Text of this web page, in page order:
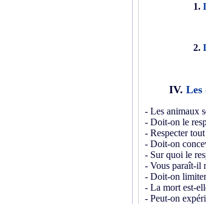
1.
2.
IV. Les
- Les animaux
- Doit-on le
- Respecter
- Doit-on
- Sur quoi le
- Vous paraît-il
- Doit-on
- La mort est-
- Peut-on